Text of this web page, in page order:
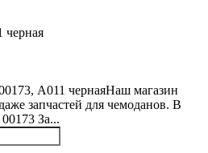
А011 чернаяНаш магазин
запчастей для чемоданов. В
За...